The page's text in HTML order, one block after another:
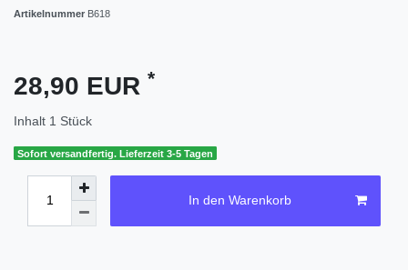
Artikelnummer B618
28,90 EUR *
Inhalt 1 Stück
Sofort versandfertig. Lieferzeit 3-5 Tagen
In den Warenkorb